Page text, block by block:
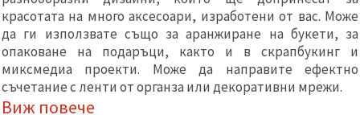
изживяване
и, с твое
съгласие,
да
анализираме
трафика и
да
показваме
по-
красотата на много аксесоари, изработени от вас. Може
да ги използвате също за аранжиране на букети, за
опаковане на подаръци, както и в скрапбукинг и
миксмедиа проекти. Може да направите ефектно
съчетание с ленти от органза или декоративни мрежи.
Виж повече